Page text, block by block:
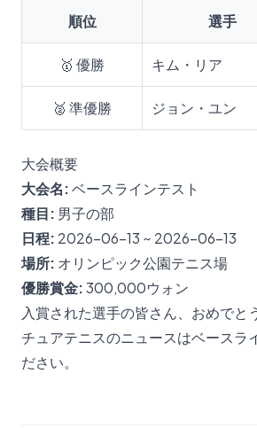
順位 選手
🥇 優勝 キム・リア
🥈 準優勝 ジョン・ユン
大会概要
大会名:ベースラインテスト
種目: 男子の部
日程: 2026-06-13 ~ 2026-06-13
場所: オリンピック公園テニス場
優勝賞金:300,000ウォン
入賞された選手の皆さん、おめでと
チュアテニスのニュースはベースラ
ださい。